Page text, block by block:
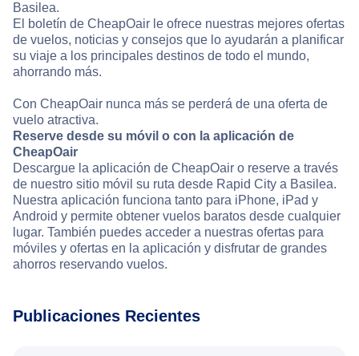
Basilea.
El boletín de CheapOair le ofrece nuestras mejores ofertas
de vuelos, noticias y consejos que lo ayudarán a planificar
su viaje a los principales destinos de todo el mundo,
ahorrando más.
Con CheapOair nunca más se perderá de una oferta de
vuelo atractiva.
Reserve desde su móvil o con la aplicación de
CheapOair
Descargue la aplicación de CheapOair o reserve a través
de nuestro sitio móvil su ruta desde Rapid City a Basilea.
Nuestra aplicación funciona tanto para iPhone, iPad y
Android y permite obtener vuelos baratos desde cualquier
lugar. También puedes acceder a nuestras ofertas para
móviles y ofertas en la aplicación y disfrutar de grandes
ahorros reservando vuelos.
Publicaciones Recientes